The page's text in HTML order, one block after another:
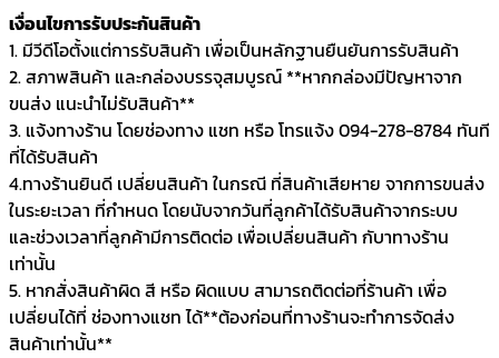
เงื่อนไขการรับประกันสินค้า
1. มีวีดีโอตั้งแต่การรับสินค้า เพื่อเป็นหลักฐานยืนยันการรับสินค้า
2. สภาพสินค้า และกล่องบรรจุสมบูรณ์ **หากกล่องมีปัญหาจาก
ขนส่ง แนะนำไม่รับสินค้า**
3. แจ้งทางร้าน โดยช่องทาง แชท หรือ โทรแจ้ง 094-278-8784 ทันที
ที่ได้รับสินค้า
4.ทางร้านยินดี เปลี่ยนสินค้า ในกรณี ที่สินค้าเสียหาย จากการขนส่ง
ในระยะเวลา ที่กำหนด โดยนับจากวันที่ลูกค้าได้รับสินค้าจากระบบ
และช่วงเวลาที่ลูกค้ามีการติดต่อ เพื่อเปลี่ยนสินค้า กับาทางร้าน
เท่านั้น
5. หากสั่งสินค้าผิด สี หรือ ผิดแบบ สามารถติดต่อที่ร้านค้า เพื่อ
เปลี่ยนได้ที่ ช่องทางแชท ได้**ต้องก่อนที่ทางร้านจะทำการจัดส่ง
สินค้าเท่านั้น**